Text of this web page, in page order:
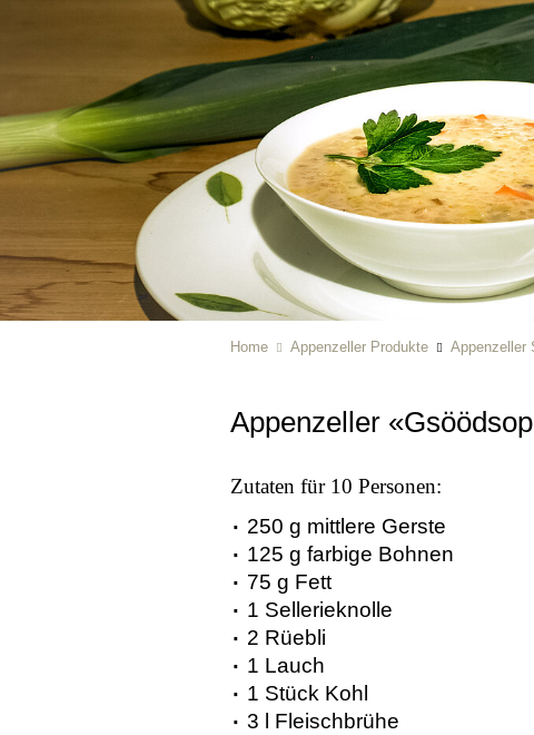
Home Appenzeller Produkte Appenzeller
Appenzeller
Zutaten für 10 Personen:
250 g mittlere Gerste
125 g farbige Bohnen
75 g Fett
1 Sellerieknolle
2 Rüebli
1 Lauch
1 Stück Kohl
3 l Fleischbrühe